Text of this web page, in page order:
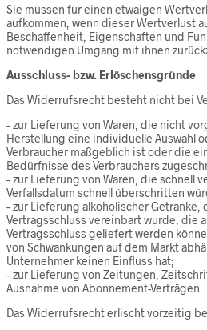
Sie müssen für einen etwaigen
aufkommen, wenn dieser Wertverlust
Beschaffenheit, Eigenschaften und
notwendigen Umgang mit ihnen
Ausschluss- bzw. Erlöschensgründe
Das Widerrufsrecht besteht nicht bei
– zur Lieferung von Waren, die nicht
Herstellung eine individuelle Auswahl
Verbraucher maßgeblich ist oder die
Bedürfnisse des Verbrauchers
– zur Lieferung von Waren, die schnell
Verfallsdatum schnell überschritten
– zur Lieferung alkoholischer Getränke,
Vertragsschluss vereinbart wurde, die
Vertragsschluss geliefert werden
von Schwankungen auf dem Markt
Unternehmer keinen Einfluss hat;
– zur Lieferung von Zeitungen,
Ausnahme von Abonnement-Verträgen.
Das Widerrufsrecht erlischt vorzeitig